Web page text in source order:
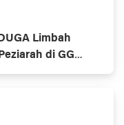
Limbah
di GG
"